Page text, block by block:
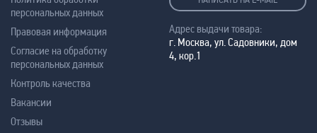
персональных данных
Правовая информация
Согласие на обработку
персональных данных
Контроль качества
Вакансии
Отзывы
Адрес выдачи товара:
г. Москва, ул. Садовники, дом
4, кор.1